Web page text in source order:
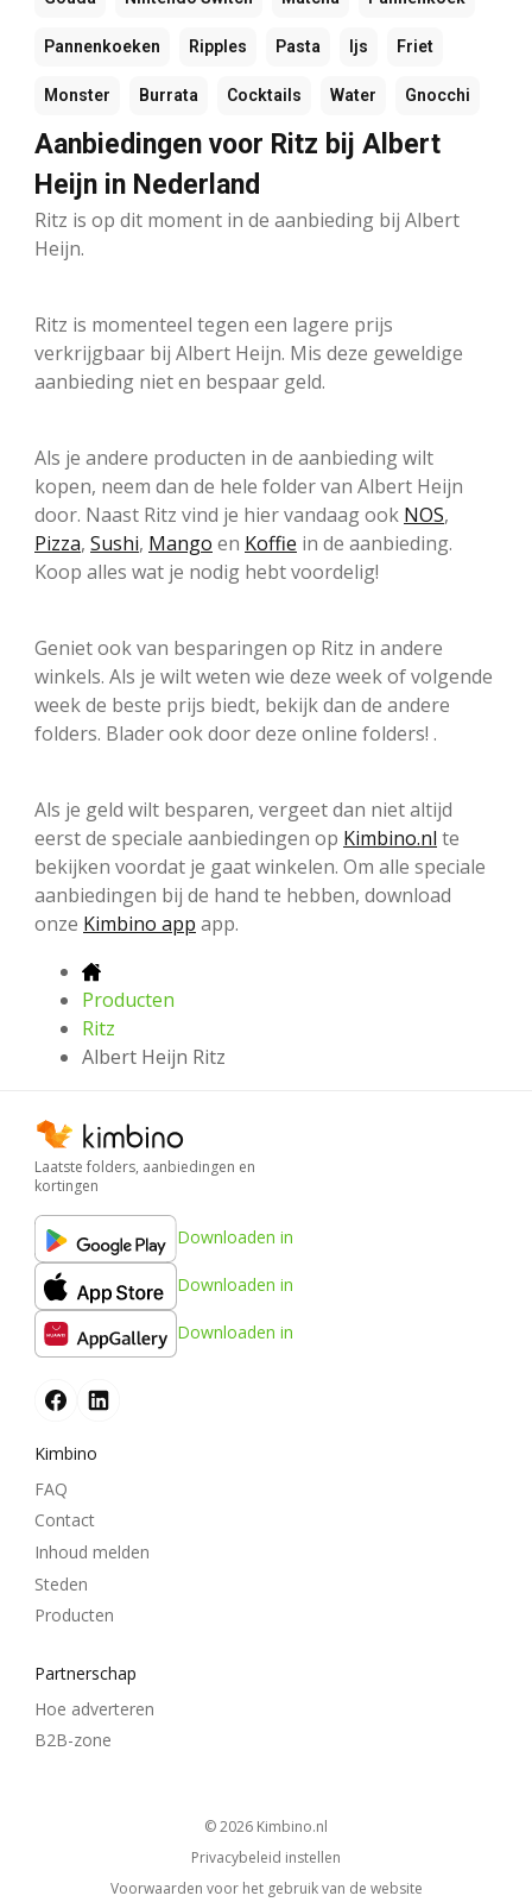
Pannenkoeken Ripples Pasta Ijs Friet
Monster Burrata Cocktails Water Gnocchi
Aanbiedingen voor Ritz bij Albert
Heijn in Nederland
Ritz is op dit moment in de aanbieding bij Albert
Heijn.
Ritz is momenteel tegen een lagere prijs
verkrijgbaar bij Albert Heijn. Mis deze geweldige
aanbieding niet en bespaar geld.
Als je andere producten in de aanbieding wilt
kopen, neem dan de hele folder van Albert Heijn
door. Naast Ritz vind je hier vandaag ook NOS,
Pizza, Sushi, Mango en Koffie in de aanbieding.
Koop alles wat je nodig hebt voordelig!
Geniet ook van besparingen op Ritz in andere
winkels. Als je wilt weten wie deze week of volgende
week de beste prijs biedt, bekijk dan de andere
folders. Blader ook door deze online folders! .
Als je geld wilt besparen, vergeet dan niet altijd
eerst de speciale aanbiedingen op Kimbino.nl te
bekijken voordat je gaat winkelen. Om alle speciale
aanbiedingen bij de hand te hebben, download
onze Kimbino app app.
Producten
Ritz
Albert Heijn Ritz
Laatste folders, aanbiedingen en
kortingen
Downloaden in
Downloaden in
Downloaden in
Kimbino
FAQ
Contact
Inhoud melden
Steden
Producten
Partnerschap
Hoe adverteren
B2B-zone
© 2026
kimbino.nl
Privacybeleid instellen
Voorwaarden voor het gebruik van de website